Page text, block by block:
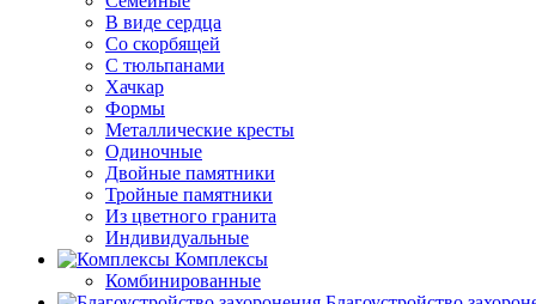
В виде сердца
Со скорбящей
С тюльпанами
Хачкар
Формы
Металлические кресты
Одиночные
Двойные памятники
Тройные памятники
Из цветного гранита
Индивидуальные
Комплексы
Комбинированные